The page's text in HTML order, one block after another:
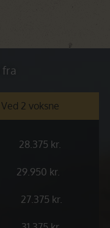
fra
Ved 2 voksne
28.375 kr.
29.950 kr.
27.375 kr.